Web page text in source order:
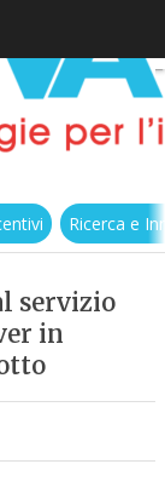
Ricerca e
servizio
in